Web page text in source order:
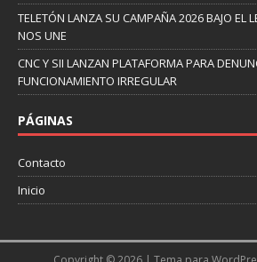
TELETÓN LANZA SU CAMPAÑA 2026 BAJO EL
NOS UNE
CNC Y SII LANZAN PLATAFORMA PARA
FUNCIONAMIENTO IRREGULAR
PÁGINAS
Contacto
Inicio